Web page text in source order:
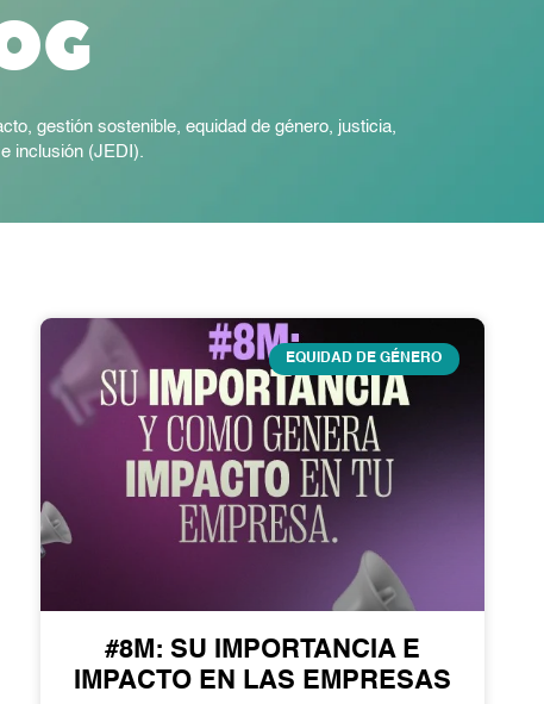
gestión sostenible, equidad de género, justicia,
inclusión (JEDI).
EQUIDAD DE GÉNERO
#8M: SU IMPORTANCIA E
IMPACTO EN LAS EMPRESAS
Page